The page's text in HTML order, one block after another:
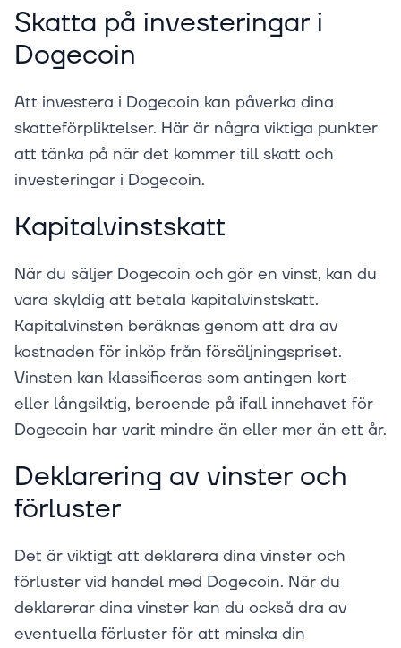
Skatta på investeringar i
Dogecoin
Att investera i Dogecoin kan påverka dina
skatteförpliktelser. Här är några viktiga punkter
att tänka på när det kommer till skatt och
investeringar i Dogecoin.
Kapitalvinstskatt
När du säljer Dogecoin och gör en vinst, kan du
vara skyldig att betala kapitalvinstskatt.
Kapitalvinsten beräknas genom att dra av
kostnaden för inköp från försäljningspriset.
Vinsten kan klassificeras som antingen kort-
eller långsiktig, beroende på ifall innehavet för
Dogecoin har varit mindre än eller mer än ett år.
Deklarering av vinster och
förluster
Det är viktigt att deklarera dina vinster och
förluster vid handel med Dogecoin. När du
deklarerar dina vinster kan du också dra av
eventuella förluster för att minska din